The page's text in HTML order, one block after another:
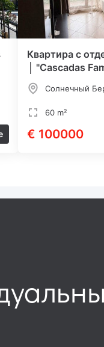
Квартира с
│ "Cascadas
Солнечный
60 m²
€ 100000